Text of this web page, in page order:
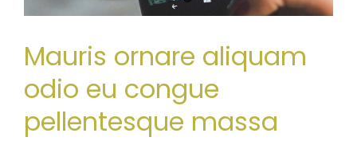
Mauris ornare aliquam
odio eu congue
pellentesque massa